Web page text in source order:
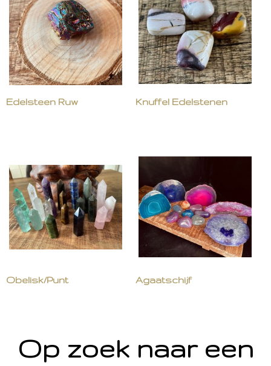
Edelsteen Ruw Knuffel Edelstenen
Obelisk/Punt Agaatschijf
Op zoek naar een